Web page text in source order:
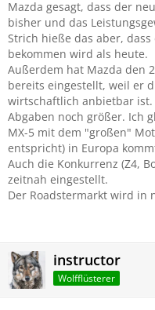
Mazda gesagt, dass der
bisher und das
Strich hieße das aber,
bekommen wird als heute.
Außerdem hat Mazda den
bereits eingestellt, weil er
wirtschaftlich anbietbar ist.
Abgaben noch größer. Ich
MX-5 mit dem "großen"
entspricht) in Europa
Auch die Konkurrenz (Z4,
zeitnah eingestellt.
Der Roadstermarkt wird in
instructor
Wolfflüsterer